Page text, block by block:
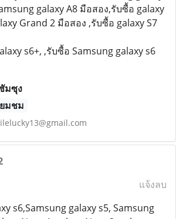
galaxy A8 มือสอง,รับซื้อ galaxy
Grand 2 มือสอง ,รับซื้อ galaxy S7
s6+, ,รับซื้อ Samsung galaxy s6
มซุง
มชม
แจ้งลบ
s6,Samsung galaxy s5, Samsung